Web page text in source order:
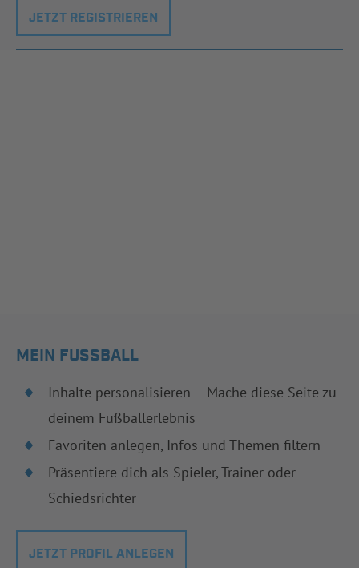
JETZT REGISTRIEREN
MEIN FUSSBALL
Inhalte personalisieren – Mache diese Seite zu
deinem Fußballerlebnis
Favoriten anlegen, Infos und Themen filtern
Präsentiere dich als Spieler, Trainer oder
Schiedsrichter
JETZT PROFIL ANLEGEN